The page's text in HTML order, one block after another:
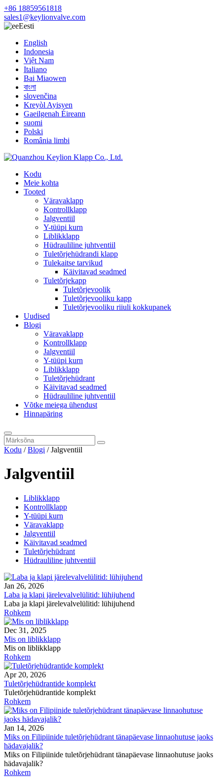
+86 18859561818
sales1@keylionvalve.com
Eesti
English
Indonesia
Việt Nam
Italiano
Bai Miaowen
বাংলা
slovenčina
Kreyòl Ayisyen
Gaeilgenah Éireann
suomi
Polski
România limbi
Kodu
Meie kohta
Tooted
Väravaklapp
Kontrollklapp
Jalgventiil
Y-tüüpi kurn
Liblikklapp
Hüdrauliline juhtventiil
Tuletõrjehüdrandi klapp
Tulekaitse tarvikud
Käivitavad seadmed
Tuletõrjekapp
Tuletõrjevoolik
Tuletõrjevooliku kapp
Tuletõrjevooliku riiuli kokkupanek
Uudised
Blogi
Väravaklapp
Kontrollklapp
Jalgventiil
Y-tüüpi kurn
Liblikklapp
Tuletõrjehüdrant
Käivitavad seadmed
Hüdrauliline juhtventiil
Võtke meiega ühendust
Hinnapäring
Kodu /Blogi /Jalgventiil
Jalgventiil
Liblikklapp
Kontrollklapp
Y-tüüpi kurn
Väravaklapp
Jalgventiil
Käivitavad seadmed
Tuletõrjehüdrant
Hüdrauliline juhtventiil
Jan 26, 2026
Laba ja klapi järelevalvelülitid: lühijuhend
Laba ja klapi järelevalvelülitid: lühijuhend
Rohkem
Dec 31, 2025
Mis on liblikklapp
Mis on liblikklapp
Rohkem
Apr 20, 2026
Tuletõrjehüdrantide komplekt
Tuletõrjehüdrantide komplekt
Rohkem
Jan 14, 2026
Miks on Filipiinide tuletõrjehüdrant tänapäevase linnaohutuse jaoks
hädavajalik?
Miks on Filipiinide tuletõrjehüdrant tänapäevase linnaohutuse jaoks
hädavajalik?
Rohkem